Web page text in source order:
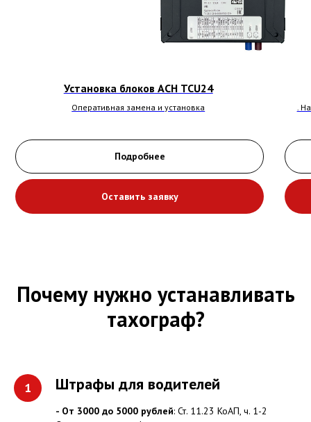
Установка блоков АСН ТСU24
Оперативная замена и установка
Подробнее
Оставить заявку
.
Почему нужно устанавливать
тахограф?
Штрафы для водителей
- От 3000 до 5000 рублей: Ст. 11.23 КоАП, ч. 1-2